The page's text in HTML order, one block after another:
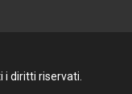
i diritti riservati.